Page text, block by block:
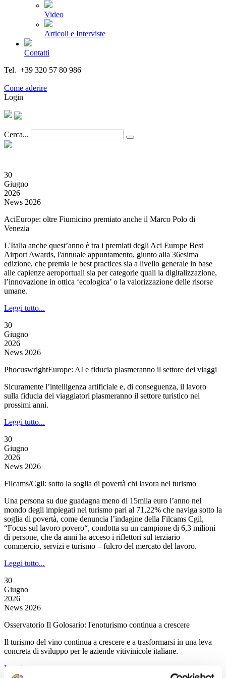
Video
Articoli e Interviste
Contatti
Tel. +39 320 57 80 986
Come aderire
Login
Cerca...
30
Giugno
2026
News 2026
AciEurope: oltre Fiumicino premiato anche il Marco Polo di
Venezia
L'Italia anche quest’anno è tra i premiati degli Aci Europe Best
Airport Awards, l'annuale appuntamento, giunto alla 36esima
edizione, che premia le best practices sia a livello generale in base
alle capienze aeroportuali sia per categorie quali la digitalizzazione,
l’innovazione in ottica ‘ecologica’ o la valorizzazione delle risorse
umane.
Leggi tutto...
30
Giugno
2026
News 2026
PhocuswrightEurope: AI e fiducia plasmeranno il settore dei viaggi
Sicuramente l’intelligenza artificiale e, di conseguenza, il lavoro
sulla fiducia dei viaggiatori plasmeranno il settore turistico nei
prossimi anni.
Leggi tutto...
30
Giugno
2026
News 2026
Filcams/Cgil: sotto la soglia di povertà chi lavora nel turismo
Una persona su due guadagna meno di 15mila euro l’anno nel
mondo degli impiegati nel turismo pari al 71,22% che naviga sotto la
soglia di povertà, come denuncia l’indagine della Filcams Cgil,
“Focus sul lavoro povero“, condotta su un campione di 6,3 milioni
di persone, che da anni ha acceso i riflettori sul terziario –
commercio, servizi e turismo – fulcro del mercato del lavoro.
Leggi tutto...
30
Giugno
2026
News 2026
Osservatorio Il Golosario: l'enoturismo continua a crescere
Il turismo del vino continua a crescere e a trasformarsi in una leva
concreta di sviluppo per le aziende vitivinicole italiane.
Leggi tutto...